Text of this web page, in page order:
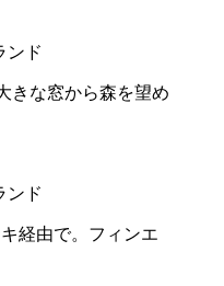
きな窓から森を望め
経由で。フィンエ